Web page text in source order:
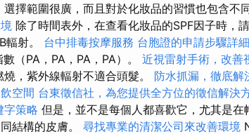
擇範圍很廣，而且對於化妝品的習慣也包含不
除了時間表外，在查看化妝品的SPF因子時，
輻射。 台中排毒按摩服務 台胞證的申請步驟詳
（PA，PA，PA，PA）。 近視雷射手術，改善
，紫外線輻射不適合頭髮。 防水抓漏，徹底解
空間 台東徵信社，為您提供全方位的徵信解決
字策略 但是，並不是每個人都喜歡它，尤其是
結構的皮膚。 尋找專業的清潔公司來改善環境